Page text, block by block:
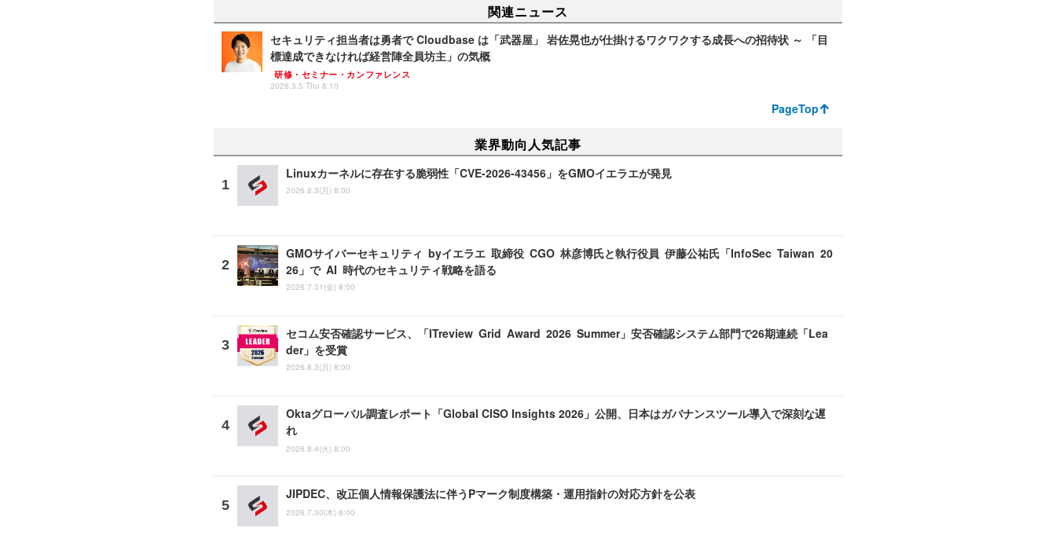
関連ニュース
セキュリティ担当者は勇者で Cloudbase は「武器屋」 岩佐晃也が仕掛けるワクワクする成長への招待状 ～ 「目
標達成できなければ経営陣全員坊主」の気概
研修・セミナー・カンファレンス
2026.3.5 Thu 8:10
PageTop
業界動向人気記事
Linuxカーネルに存在する脆弱性「CVE-2026-43456」をGMOイエラエが発見
2026.8.3(月) 8:00
GMOサイバーセキュリティ byイエラエ 取締役 CGO 林彦博氏と執行役員 伊藤公祐氏「InfoSec Taiwan 20
26」で AI 時代のセキュリティ戦略を語る
2026.7.31(金) 8:00
セコム安否確認サービス、「ITreview Grid Award 2026 Summer」安否確認システム部門で26期連続「Lea
der」を受賞
2026.8.3(月) 8:00
Oktaグローバル調査レポート「Global CISO Insights 2026」公開、日本はガバナンスツール導入で深刻な遅
れ
2026.8.4(火) 8:00
JIPDEC、改正個人情報保護法に伴うPマーク制度構築・運用指針の対応方針を公表
2026.7.30(木) 8:00